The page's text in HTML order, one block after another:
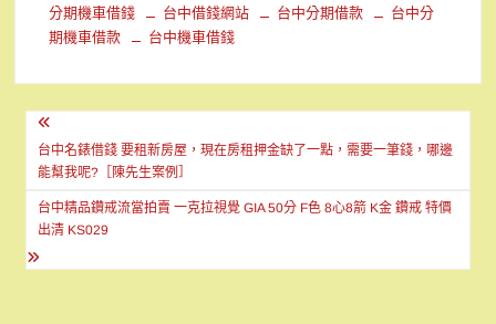
分期機車借錢 台中借錢網站 台中分期借款
台中分
期機車借款
台中機車借錢
文
章
導
覽
台中名錶借錢 要租新房屋，現在房租押金缺了一點，需要一筆錢，哪邊
能幫我呢?［陳先生案例］
台中精品鑽戒流當拍賣 一克拉視覺 GIA 50分 F色 8心8箭 K金 鑽戒 特價
出清 KS029